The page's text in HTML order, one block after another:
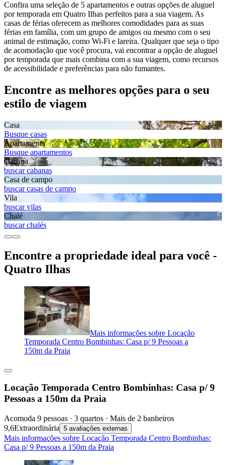
Confira uma seleção de 5 apartamentos e outras opções de aluguel
por temporada em Quatro Ilhas perfeitos para a sua viagem. As
casas de férias oferecem as melhores comodidades para as suas
férias em família, com um grupo de amigos ou mesmo com o seu
animal de estimação, como Wi-Fi e lareira. Qualquer que seja o tipo
de acomodação que você procura, vai encontrar a opção de aluguel
por temporada que mais combina com a sua viagem, como recursos
de acessibilidade e preferências para não fumantes.
Encontre as melhores opções para o seu
estilo de viagem
Casa
Busque casas
Apartamento
Busque apartamentos
Cabana
buscar cabanas
Casa de campo
buscar casas de campo
Vila
buscar vilas
Chalé
buscar chalés
Encontre a propriedade ideal para você -
Quatro Ilhas
Mais informações sobre Locação
Temporada Centro Bombinhas: Casa p/ 9 Pessoas a
150m da Praia
Locação Temporada Centro Bombinhas: Casa p/ 9
Pessoas a 150m da Praia
Acomoda 9 pessoas · 3 quartos · Mais de 2 banheiros
9,6Extraordinária 5 avaliações externas
Mais informações sobre Locação Temporada Centro Bombinhas:
Casa p/ 9 Pessoas a 150m da Praia